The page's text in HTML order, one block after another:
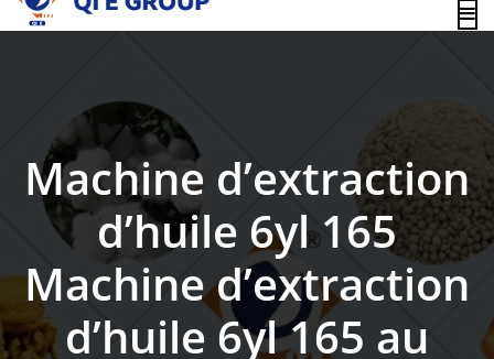
content
Machine d’extraction
d’huile 6yl 165
Machine d’extraction
d’huile 6yl 165 au